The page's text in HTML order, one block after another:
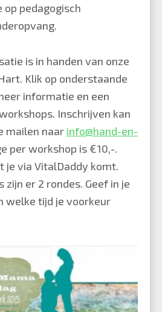
pedagogisch
is in handen van onze
. Klik op onderstaande
informatie en een
Inschrijven kan
mailen naar info@hand-en-
per workshop is €10,-.
je via VitalDaddy komt.
zijn er 2 rondes. Geef in je
welke tijd je voorkeur